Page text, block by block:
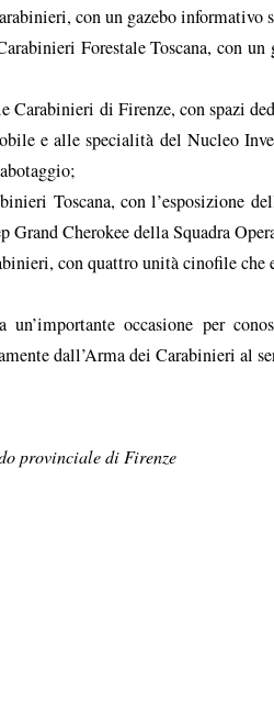
con un gazebo
Forestale Toscana, con
Carabinieri di Firenze, con spazi
e alle specialità del Nucleo
Toscana, con l’esposizione
Grand Cherokee della Squadra
con quattro unità cinofile che
un’importante occasione per
dall’Arma dei Carabinieri al
provinciale di Firenze